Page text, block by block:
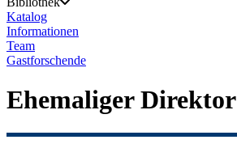
Katalog
Informationen
Team
Gastforschende
Ehemaliger Direktor